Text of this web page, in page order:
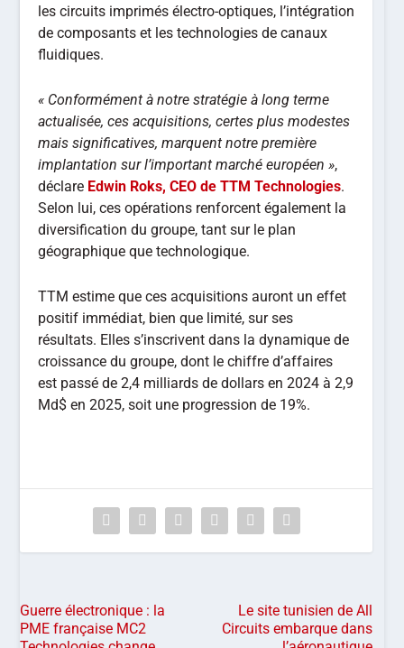
les circuits imprimés électro-optiques, l’intégration
de composants et les technologies de canaux
fluidiques.
« Conformément à notre stratégie à long terme
actualisée, ces acquisitions, certes plus modestes
mais significatives, marquent notre première
implantation sur l’important marché européen »,
déclare Edwin Roks, CEO de TTM Technologies.
Selon lui, ces opérations renforcent également la
diversification du groupe, tant sur le plan
géographique que technologique.
TTM estime que ces acquisitions auront un effet
positif immédiat, bien que limité, sur ses
résultats. Elles s’inscrivent dans la dynamique de
croissance du groupe, dont le chiffre d’affaires
est passé de 2,4 milliards de dollars en 2024 à 2,9
Md$ en 2025, soit une progression de 19%.
Guerre électronique : la
PME française MC2
Le site tunisien de All
Circuits embarque dans